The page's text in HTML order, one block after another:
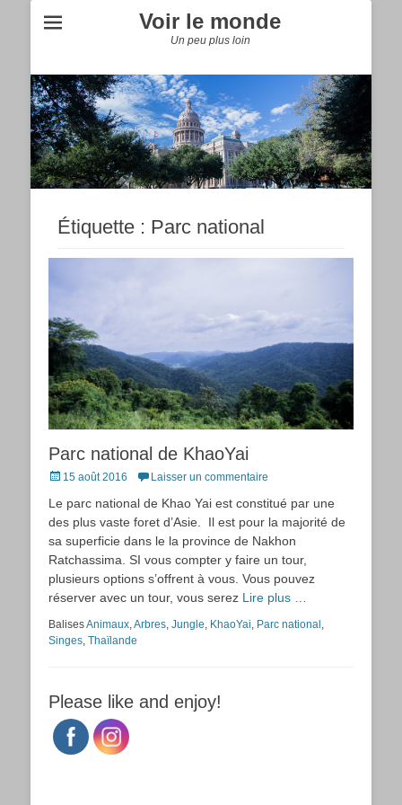
Voir le monde
Un peu plus loin
Étiquette : Parc national
Parc national de KhaoYai
Posted
15 août 2016 Laisser un commentaire
Le parc national de Khao Yai est constitué par une
des plus vaste foret d’Asie. Il est pour la majorité de
sa superficie dans le la province de Nakhon
Ratchassima. SI vous compter y faire un tour,
plusieurs options s’offrent à vous. Vous pouvez
réserver avec un tour, vous serez Lire plus …
BalisesAnimaux,Arbres, Jungle, KhaoYai, Parc national ,
Singes, Thaïlande
Please like and enjoy!